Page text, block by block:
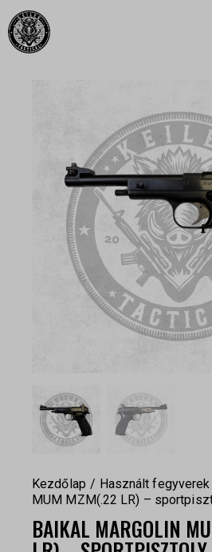
Kezdőlap Használt fegyverek
MUM MZM(.22 LR) –
BAIKAL MARGOLIN